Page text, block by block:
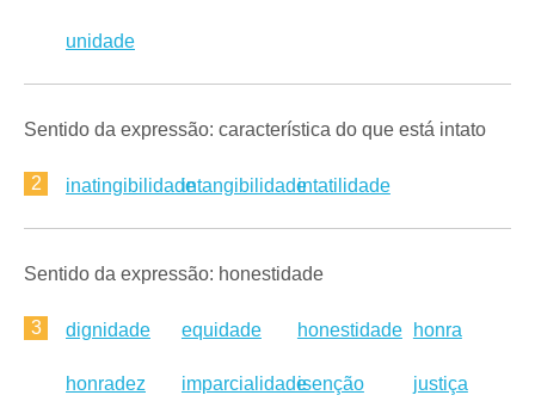
unidade
Sentido da expressão: característica do que está intato
2 inatingibilidadeintangibilidadeintatilidade
Sentido da expressão: honestidade
3 dignidade equidade honestidade honra
honradez imparcialidadeisenção justiça